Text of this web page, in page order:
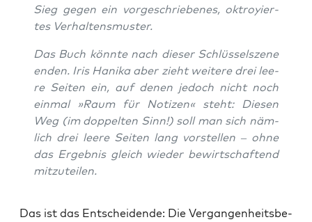
Sieg gegen ein vor­ge­schrie­be­nes, oktroy­ier­
tes Verhaltensmuster.
Das Buch könn­te nach die­ser Schlüs­sel­sze­ne
enden. Iris Hanika aber zieht wei­te­re drei lee­
re Sei­ten ein, auf denen jedoch nicht noch
ein­mal »Raum für Noti­zen« steht: Die­sen
Weg (im dop­pel­ten Sinn!) soll man sich näm­
lich drei lee­re Sei­ten lang vor­stel­len – ohne
das Ergeb­nis gleich wie­der bewirt­schaf­tend
mitzuteilen.
Das ist das Ent­schei­den­de: Die Ver­gan­gen­heits­be­